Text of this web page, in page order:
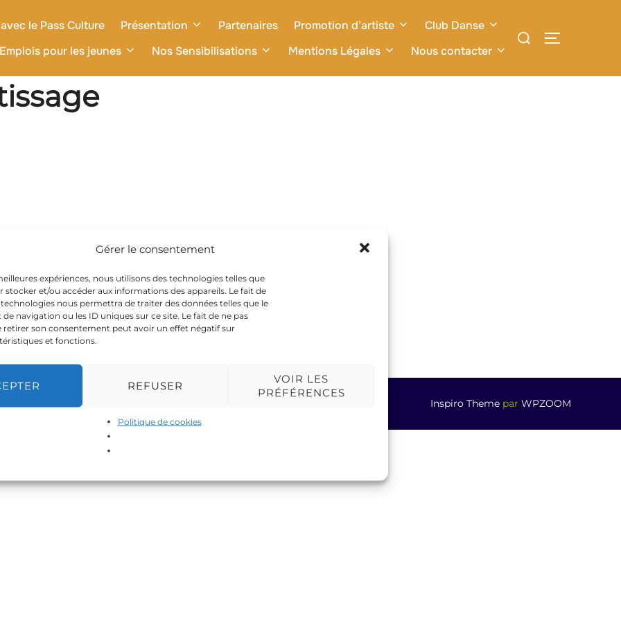
Gérer le consentement
expériences, nous utilisons des technologies telles que
stocker et/ou accéder aux informations des appareils. Le fait de
nous permettra de traiter des données telles que le
navigation ou les ID uniques sur ce site. Le fait de ne pas
retirer son consentement peut avoir un effet négatif sur
et fonctions.
REFUSER
VOIR LES
PRÉFÉRENCES
Politique de cookies
le Pass Culture Présentation Partenaires Promotion d’artiste
Club Danse
pour les jeunes
Nos Sensibilisations Mentions Légales Nous contacter
Inspiro Theme par WPZOOM